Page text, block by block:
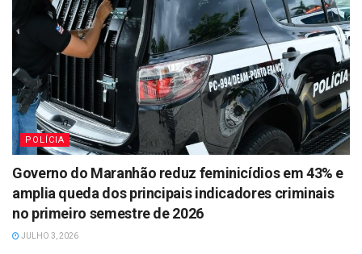
POLÍCIA
Governo do Maranhão reduz feminicídios em 43% e
amplia queda dos principais indicadores criminais
no primeiro semestre de 2026
JULHO 3, 2026